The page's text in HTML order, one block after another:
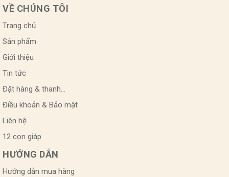
VỀ CHÚNG TÔI
Trang chủ
Sản phẩm
Giới thiệu
Tin tức
Đặt hàng & thanh...
Điều khoản & Bảo mật
Liên hệ
12 con giáp
HƯỚNG DẪN
Hướng dẫn mua hàng